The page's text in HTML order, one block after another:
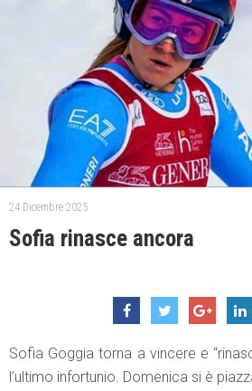
24 Dicembre 2025
Sofia rinasce ancora
Sofia Goggia torna a vincere e
l’ultimo infortunio. Domenica si è